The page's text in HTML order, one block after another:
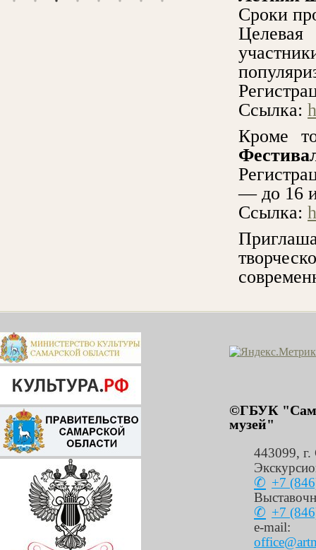
Сроки
Ссылка:
Кроме
— до 16
Ссылка:
©ГБУК
музей"
443099, г.
+7
+7
e-mail: